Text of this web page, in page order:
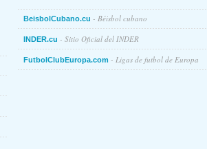
BeisbolCubano.cu - Béisbol cubano
INDER.cu - Sitio Oficial del INDER
FutbolClubEuropa.com - Ligas de futbol de Europa